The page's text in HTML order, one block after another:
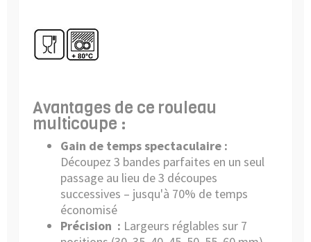
Avantages de ce rouleau
multicoupe :
Gain de temps spectaculaire :
Découpez 3 bandes parfaites en un seul
passage au lieu de 3 découpes
successives – jusqu'à 70% de temps
économisé
Précision : Largeurs réglables sur 7